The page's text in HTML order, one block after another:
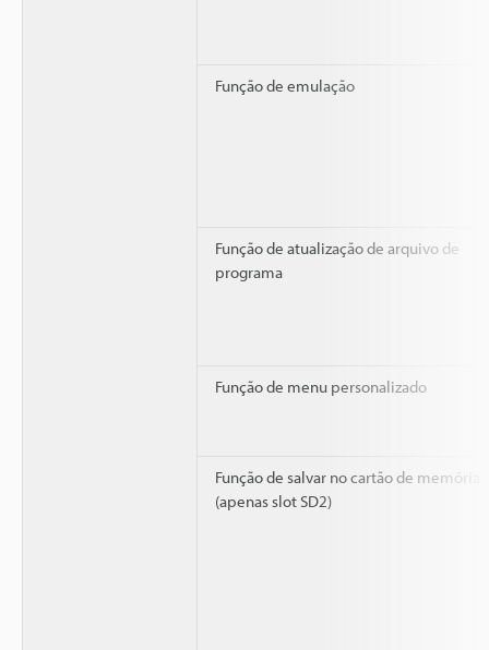
Função de emulação
Função de atualização de arquivo de
programa
Função de menu personalizado
Função de salvar no cartão de memória
(apenas slot SD2)